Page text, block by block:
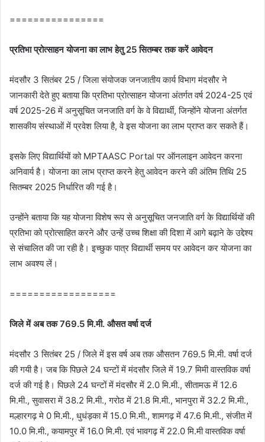
================
प्रतिभा प्रोत्‍साहन योजना का लाभ हेतु 25 सितम्‍बर तक करें आवेदन
मंदसौर 3 सितंबर 25 / जिला संयोजक जनजातीय कार्य विभाग मंदसौर ने
जानकारी देते हुए बताया कि प्रतिभा प्रोत्‍साहन योजना अंतर्गत वर्ष 2024-25 एवं
वर्ष 2025-26 में अनुसूचित जनजाति वर्ग के वे विद्यार्थी, जिन्होंने योजना अंतर्गत
शासकीय संस्थाओं में प्रवेश लिया है, वे इस योजना का लाभ प्राप्त कर सकते हैं।
इसके लिए विद्यार्थियों को MPTAASC Portal पर ऑनलाइन आवेदन करना
अनिवार्य है। योजना का लाभ प्राप्त करने हेतु आवेदन करने की अंतिम तिथि 25
सितम्बर 2025 निर्धारित की गई है।
उन्होंने बताया कि यह योजना विशेष रूप से अनुसूचित जनजाति वर्ग के विद्यार्थियों की
प्रतिभा को प्रोत्साहित करने और उन्हें उच्च शिक्षा की दिशा में आगे बढ़ाने के उद्देश्य
से संचालित की जा रही है। इच्छुक पात्र विद्यार्थी समय पर आवेदन कर योजना का
लाभ अवश्य लें।
==================
जिले में अब तक 769.5 मि.मी. औसत वर्षा दर्ज
मंदसौर 3 सितंबर 25 / जिले में इस वर्ष अब तक औसतन 769.5 मि.मी. वर्षा दर्ज
की गयी है। जब कि पिछले 24 घन्टों में मंदसौर जिले में 19.7 मिमी वास्तविक वर्षा
दर्ज की गई है। पिछले 24 घन्टों में मंदसौर में 2.0 मि.मी., सीतामऊ में 12.6
मि.मी., सुवासरा में 38.2 मि.मी., गरोठ में 21.8 मि.मी., भानपुरा में 32.2 मि.मी.,
मल्हारगढ़ मे 0 मि.मी., धुधंड़का में 15.0 मि.मी., शामगढ़ में 47.6 मि.मी., संजीत में
10.0 मि.मी., कयामपुर में 16.0 मि.मी. एवं भावगढ़ में 22.0 मि.मी वास्तविक वर्षा